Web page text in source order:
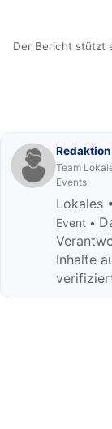
Der Bericht stützt
Team
Events
Lokales
Event •
Inhalte